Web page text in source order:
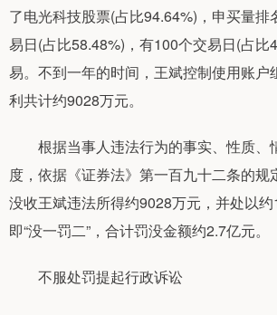
了电光科技股票(占比94.64%)，申买量排
易日(占比58.48%)，有100个交易日(占比
易。不到一年的时间，王斌控制使用账户
利共计约9028万元。
根据当事人违法行为的事实、性质、
度，依据《证券法》第一百九十二条的规
没收王斌违法所得约9028万元，并处以约
即“没一罚二”，合计罚没金额约2.7亿元。
不服处罚提起行政诉讼